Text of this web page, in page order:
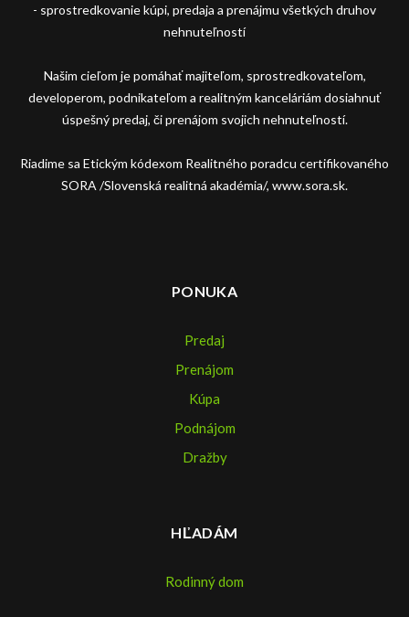
- sprostredkovanie kúpi, predaja a prenájmu všetkých druhov
nehnuteľností
Našim cieľom je pomáhať majiteľom, sprostredkovateľom,
developerom, podnikateľom a realitným kanceláriám dosiahnuť
úspešný predaj, či prenájom svojich nehnuteľností.
Riadime sa Etickým kódexom Realitného poradcu certifikovaného
SORA /Slovenská realitná akadémia/, www.sora.sk.
PONUKA
Predaj
Prenájom
Kúpa
Podnájom
Dražby
HĽADÁM
Rodinný dom